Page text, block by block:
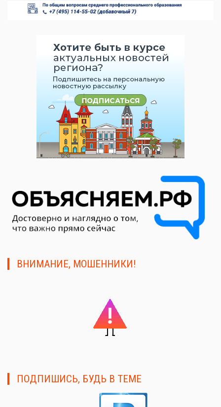
ВНИМАНИЕ, МОШЕННИКИ!
ПОДПИШИСЬ, БУДЬ В ТЕМЕ